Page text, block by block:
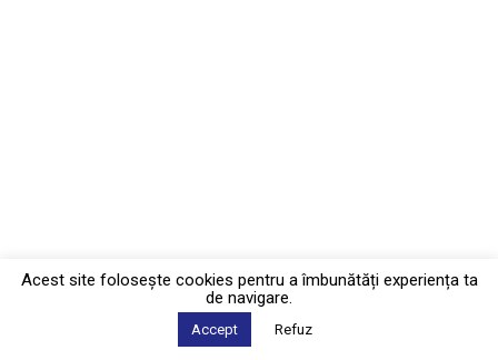
Acest site foloseşte cookies pentru a îmbunătăți experiența ta
de navigare.
Accept Refuz